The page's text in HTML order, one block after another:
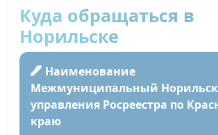
Куда обращаться в
Норильске
Наименование
Межмуниципальный
управления Росреестра по
краю